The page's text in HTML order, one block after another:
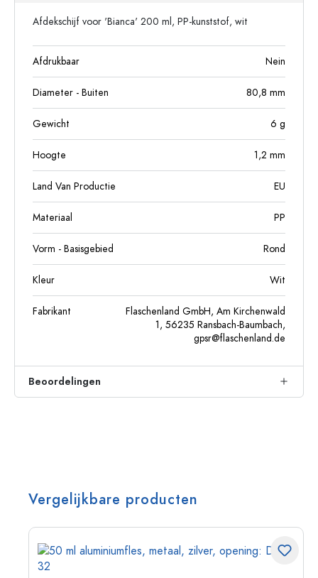
Afdekschijf voor 'Bianca' 200 ml, PP-kunststof, wit
Afdrukbaar Nein
Diameter - Buiten 80,8 mm
Gewicht 6 g
Hoogte 1,2 mm
Land Van Productie EU
Materiaal PP
Vorm - Basisgebied Rond
Kleur Wit
Fabrikant
Flaschenland GmbH, Am Kirchenwald
1, 56235 Ransbach-Baumbach,
gpsr@flaschenland.de
Beoordelingen
Vergelijkbare producten